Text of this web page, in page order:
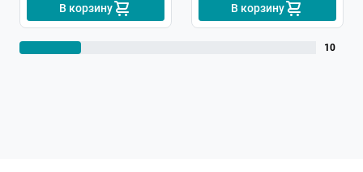
В корзину В корзину
10